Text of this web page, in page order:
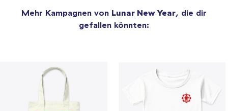
Mehr Kampagnen von Lunar New Year, die dir
gefallen könnten: